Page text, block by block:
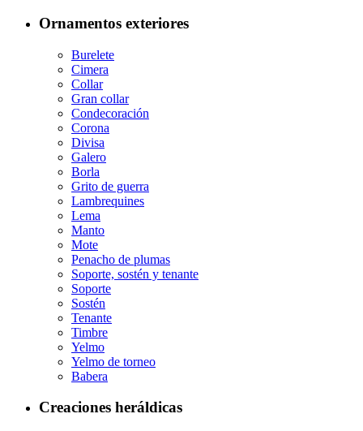
Ornamentos exteriores
Burelete
Cimera
Collar
Gran collar
Condecoración
Corona
Divisa
Galero
Borla
Grito de guerra
Lambrequines
Lema
Manto
Mote
Penacho de plumas
Soporte, sostén y tenante
Soporte
Sostén
Tenante
Timbre
Yelmo
Yelmo de torneo
Babera
Creaciones heráldicas